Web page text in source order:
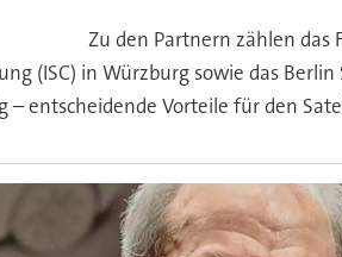
Zu den Partnern zählen
(ISC) in Würzburg sowie das
– entscheidende Vorteile für den